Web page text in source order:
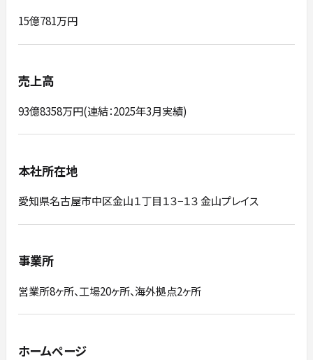
15億781万円
売上高
93億8358万円(連結：2025年3月実績)
本社所在地
愛知県名古屋市中区金山１丁目１３−１３ 金山プレイス
事業所
営業所8ヶ所、工場20ヶ所、海外拠点2ヶ所
ホームページ